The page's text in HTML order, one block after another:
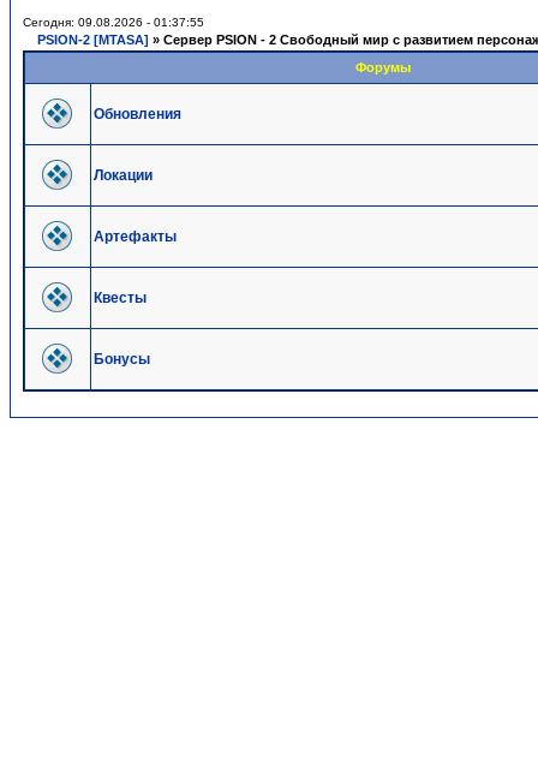
Сегодня: 09.08.2026 - 01:37:55
PSION-2 [MTASA] » Сервер PSION - 2 Свободный мир с развитием
Форумы
Обновления
Локации
Артефакты
Квесты
Бонусы